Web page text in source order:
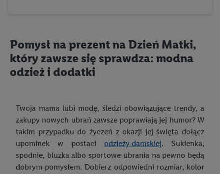
Pomysł na prezent na Dzień Matki,
który zawsze się sprawdza: modna
odzież i dodatki
Twoja mama lubi modę, śledzi obowiązujące trendy, a
zakupy nowych ubrań zawsze poprawiają jej humor? W
takim przypadku do życzeń z okazji jej święta dołącz
upominek w postaci odzieży damskiej. Sukienka,
spodnie, bluzka albo sportowe ubrania na pewno będą
dobrym pomysłem. Dobierz odpowiedni rozmiar, kolor
korzystanie z technologii Utiq można wycofać w dowolnym
momencie za pośrednictwem portalu ochrony danych Utiq
("consenthub") lub poprzez "Dostosuj"/"Korzystanie z
technologii Utiq opartej na telekomunikacji do celów
można znaleźć wpolityce prywatności Utiq.
Kliknięcie w przycisk "Odrzuć" powoduje, że aktywne są
wyłącznie technicznie niezbędne technologie. Klikając
"Zgadzam się", użytkownik wyraża zgodę na przetwarzanie